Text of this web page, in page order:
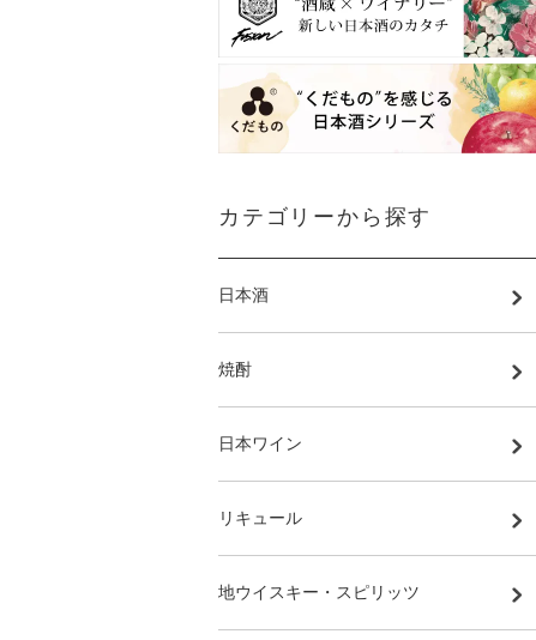
カテゴリーから探す
日本酒
焼酎
日本ワイン
リキュール
地ウイスキー・スピリッツ